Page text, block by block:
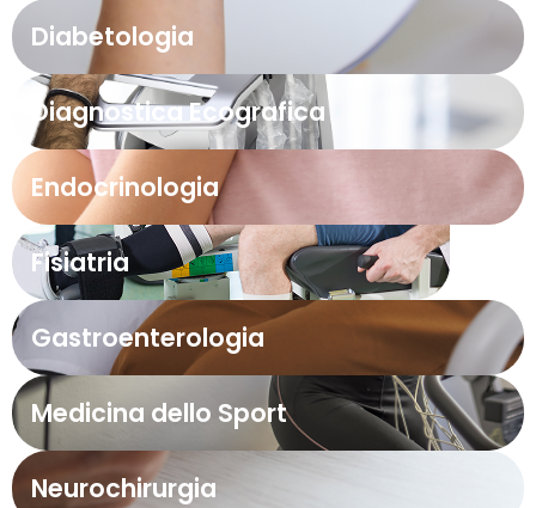
Diabetologia
Diagnostica Ecografica
Endocrinologia
Fisiatria
Gastroenterologia
Medicina dello Sport
Neurochirurgia